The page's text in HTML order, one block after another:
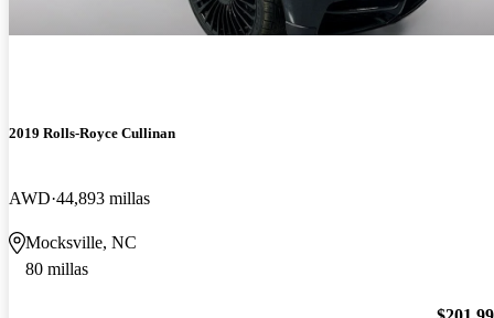
2019 Rolls-Royce Cullinan
AWD 44,893 millas
Mocksville, NC
80 millas